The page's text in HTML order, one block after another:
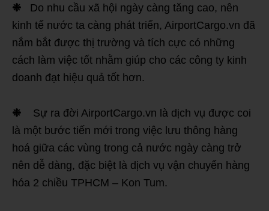
❉ Do nhu cầu xã hội ngày càng tăng cao, nên
kinh tế nước ta càng phát triển, AirportCargo.vn đã
nắm bắt được thị trường và tích cực có những
cách làm việc tốt nhằm giúp cho các công ty kinh
doanh đạt hiệu quả tốt hơn.
❉ Sự ra đời AirportCargo.vn là dịch vụ được coi
là một bước tiến mới trong việc lưu thông hàng
hoá giữa các vùng trong cả nước ngày càng trở
nên dễ dàng, đặc biệt là dịch vụ vận chuyển hàng
hóa 2 chiều TPHCM – Kon Tum.